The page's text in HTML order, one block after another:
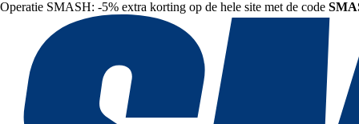
Operatie SMASH: -5% extra korting op de hele site met de code